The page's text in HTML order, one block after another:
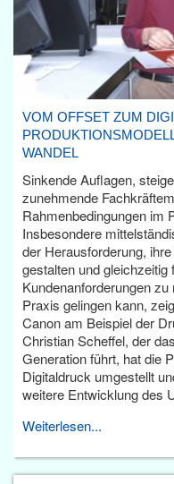
VOM OFFSET ZUM
WANDEL
Sinkende Auflagen,
zunehmende
Rahmenbedingungen im
Insbesondere
der Herausforderung,
gestalten und
Kundenanforderungen
Praxis gelingen kann,
Canon am Beispiel der
Christian Scheffel, der
Generation führt, hat die
Digitaldruck umgestellt
weitere Entwicklung des
Weiterlesen...